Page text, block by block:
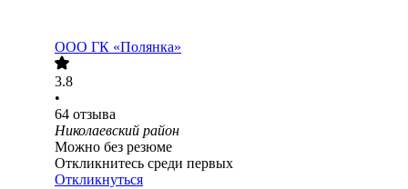
ООО ГК «Полянка»
3.8
•
64 отзыва
Николаевский район
Можно без резюме
Откликнитесь среди первых
Откликнуться